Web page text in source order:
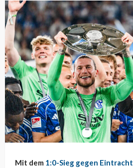
Mit dem 1:0-Sieg gegen